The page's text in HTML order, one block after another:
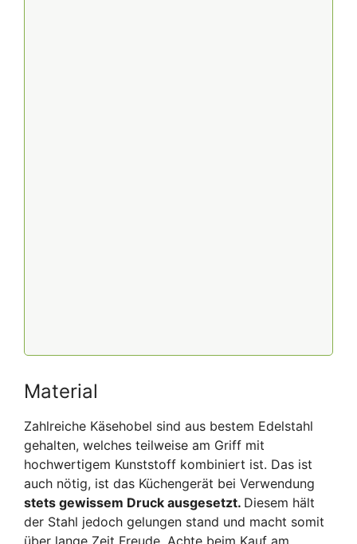
Material
Zahlreiche Käsehobel sind aus bestem Edelstahl
gehalten, welches teilweise am Griff mit
hochwertigem Kunststoff kombiniert ist. Das ist
auch nötig, ist das Küchengerät bei Verwendung
stets gewissem Druck ausgesetzt. Diesem hält
der Stahl jedoch gelungen stand und macht somit